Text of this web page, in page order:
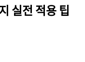
실전 적용 팁